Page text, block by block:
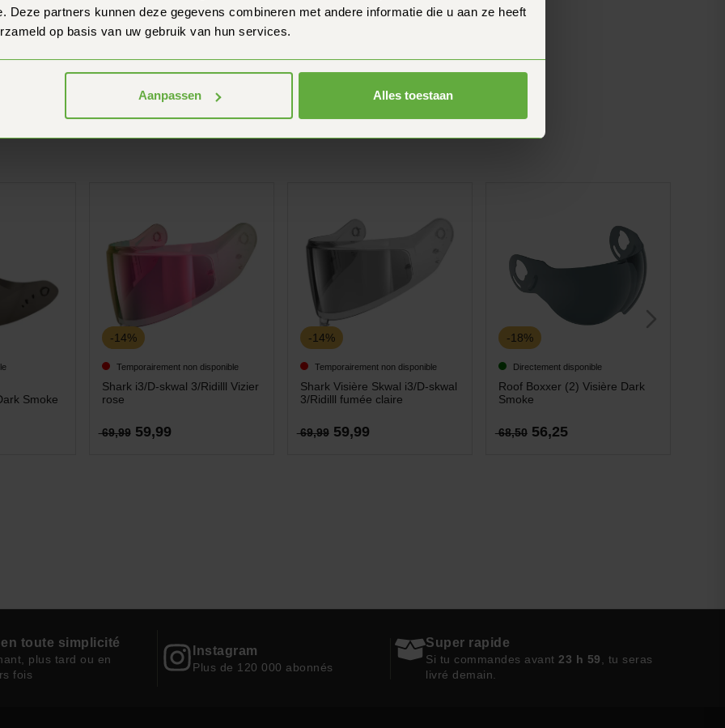
Deze partners kunnen deze gegevens combineren met andere informatie die u aan ze heeft
op basis van uw gebruik van hun services.
Aanpassen Alles toestaan
?
Smoke
-14%
Temporairement non disponible
Shark i3/D-skwal 3/Ridilll Vizier
rose
69,9959,99
-14%
Temporairement non disponible
Shark Visière Skwal i3/D-skwal
3/Ridilll fumée claire
69,9959,99
-18%
Directement disponible
Roof Boxxer (2) Visière Dark
Smoke
68,5056,25
en toute simplicité
plus tard ou en
fois
Instagram
Plus de 120 000 abonnés
Super rapide
Si tu commandes avant 23 h 59
, tu seras
livré demain.